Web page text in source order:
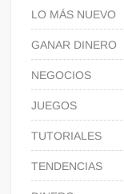
LO MÁS NUEVO
GANAR DINERO
NEGOCIOS
JUEGOS
TUTORIALES
TENDENCIAS